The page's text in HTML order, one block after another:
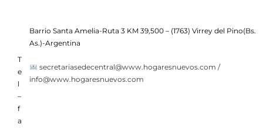
T
e
l
–
f
a
Barrio Santa Amelia-Ruta 3 KM 39,500 – (1763) Virrey del Pino(Bs.
As.)-Argentina
secretariasedecentral@www.hogaresnuevos.com /
info@www.hogaresnuevos.com